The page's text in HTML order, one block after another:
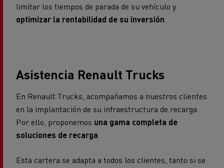
limitar los tiempos de parada de su vehículo y
optimizar la rentabilidad de su inversión
Asistencia Renault Trucks
En Renault Trucks, acompañamos a nuestros clientes
en la implantación de su infraestructura de recarga.
Por ello, proponemos una gama completa de
soluciones de recarga
Esta cartera se adapta a todos los clientes, tanto si se